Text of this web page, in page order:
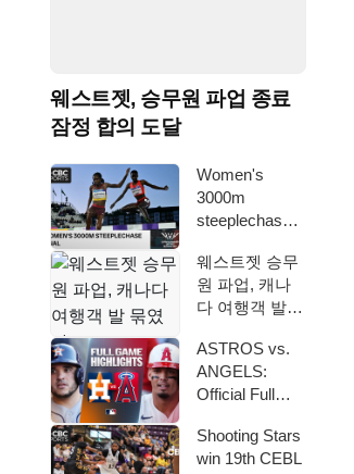
웨스트젯, 승무원 파업 종료
잠정 합의 도달
Women's
3000m
steeplechase
…
웨스트젯 승무
원 파업, 캐나
다 여행객 발
ASTROS vs.
ANGELS:
Official Full
Shooting Stars
win 19th CEBL